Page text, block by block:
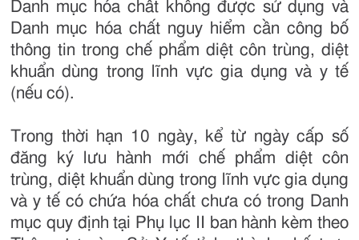
Danh mục hóa chất không được sử dụng và
Danh mục hóa chất nguy hiểm cần công bố
thông tin trong chế phẩm diệt côn trùng, diệt
khuẩn dùng trong lĩnh vực gia dụng và y tế
(nếu có).
Trong thời hạn 10 ngày, kể từ ngày cấp số
đăng ký lưu hành mới chế phẩm diệt côn
trùng, diệt khuẩn dùng trong lĩnh vực gia dụng
và y tế có chứa hóa chất chưa có trong Danh
mục quy định tại Phụ lục II ban hành kèm theo